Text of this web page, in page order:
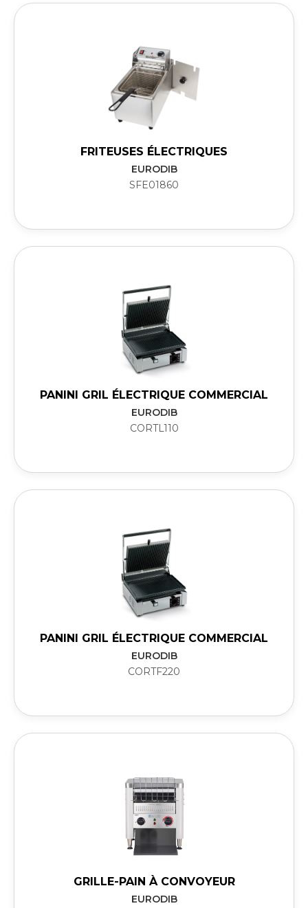
FRITEUSES ÉLECTRIQUES
EURODIB
SFE01860
PANINI GRIL ÉLECTRIQUE COMMERCIAL
EURODIB
CORTL110
PANINI GRIL ÉLECTRIQUE COMMERCIAL
EURODIB
CORTF220
GRILLE-PAIN À CONVOYEUR
EURODIB